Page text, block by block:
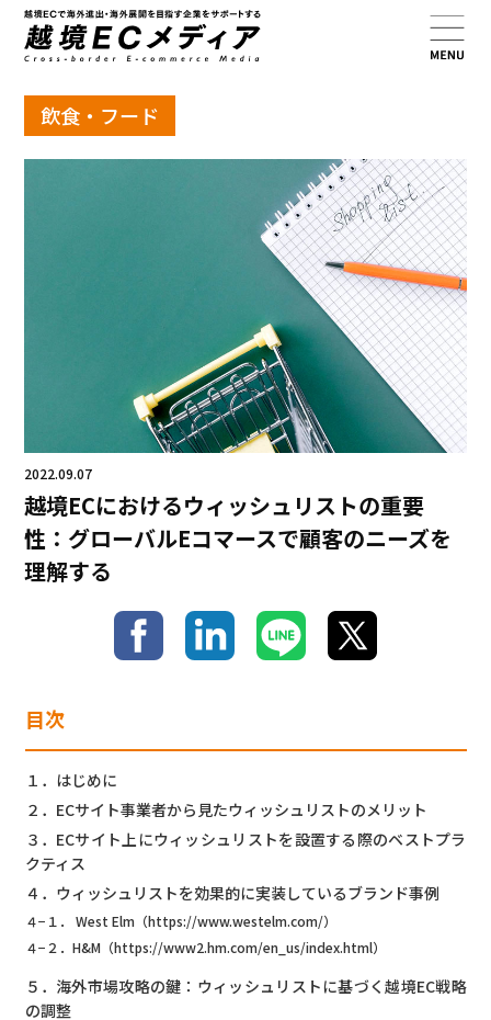
飲食・フード
2022.09.07
越境ECにおけるウィッシュリストの重要
性：グローバルEコマースで顧客のニーズを
理解する
目次
１．はじめに
２．ECサイト事業者から見たウィッシュリストのメリット
３．ECサイト上にウィッシュリストを設置する際のベストプラ
クティス
４．ウィッシュリストを効果的に実装しているブランド事例
４−１． West Elm（https://www.westelm.com/）
４−２．H&M（https://www2.hm.com/en_us/index.html）
５．海外市場攻略の鍵：ウィッシュリストに基づく越境EC戦略
の調整